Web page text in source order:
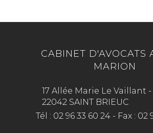
CABINET D'AVOCATS
MARION
17 Allée Marie Le Vaillant -
22042 SAINT BRIEUC
Tél : 02 96 33 60 24 - Fax : 02